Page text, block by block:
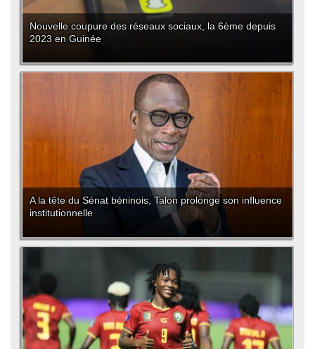
Nouvelle coupure des réseaux sociaux, la 6ème depuis
2023 en Guinée
A la tête du Sénat béninois, Talon prolonge son influence
institutionnelle